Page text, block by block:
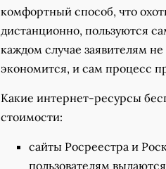
комфортный способ, что
дистанционно, пользуются
каждом случае заявителям
экономится, и сам процесс
Какие интернет-ресурсы
стоимости:
сайты Росреестра и
пользователям